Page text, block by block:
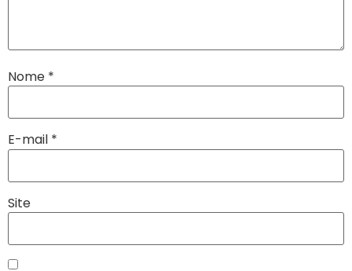
Nome *
E-mail *
Site